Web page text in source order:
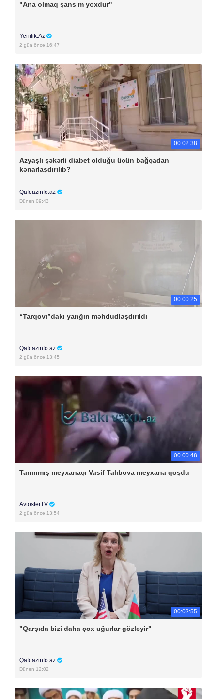
"Ana olmaq şansım yoxdur"
Yenilik.Az
2 gün öncə 16:47
00:02:38
Azyaşlı şəkərli diabet olduğu üçün bağçadan
kənarlaşdırılıb?
Qafqazinfo.az
Dünən 09:43
00:00:25
“Tarqovı”dakı yanğın məhdudlaşdırıldı
Qafqazinfo.az
2 gün öncə 13:45
00:00:48
Tanınmış meyxanaçı Vasif Talıbova meyxana qoşdu
AvtosferTV
2 gün öncə 13:54
00:02:55
"Qarşıda bizi daha çox uğurlar gözləyir"
Qafqazinfo.az
Dünən 12:02